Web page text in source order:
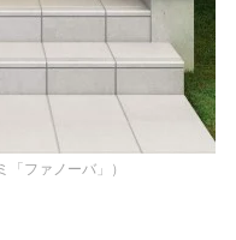
ファノーバ」）